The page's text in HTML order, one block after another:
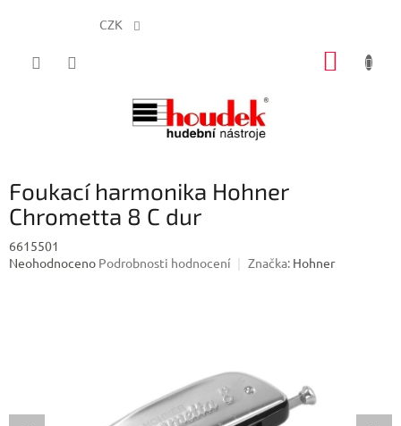
CZK
Foukací harmonika Hohner
Chrometta 8 C dur
6615501
Průměrné
Neohodnoceno Podrobnosti hodnocení Značka: Hohner